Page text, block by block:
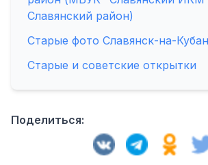
Славянский район)
Старые фото Славянск-на-
Старые и советские открытки
Поделиться: